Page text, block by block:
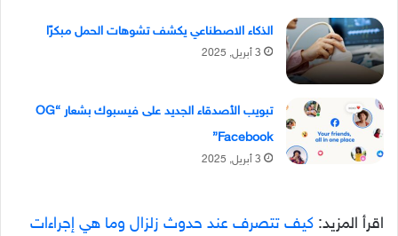
الذكاء الاصطناعي يكشف تشوهات الحمل مبكرًا
3 أبريل, 2025
تبويب الأصدقاء الجديد على فيسبوك بشعار “OG
Facebook”
3 أبريل, 2025
اقرأ المزيد: كيف تتصرف عند حدوث زلزال وما هي إجراءات